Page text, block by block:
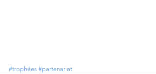
#trophées #partenariat